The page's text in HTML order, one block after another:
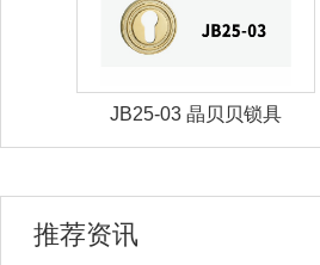
JB25-07 晶贝贝锁具
推荐资讯